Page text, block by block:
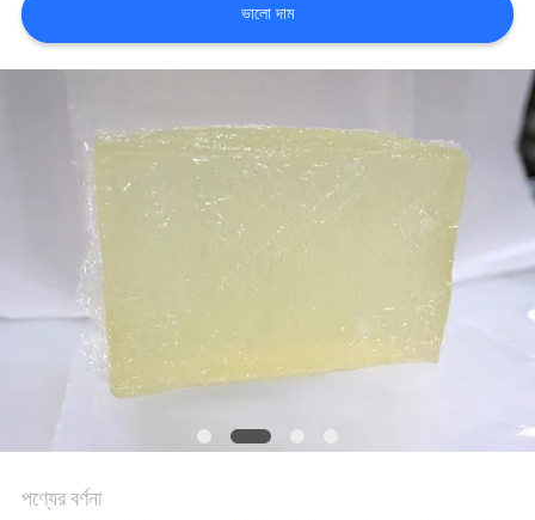
মামলা
উদ্ধৃতি
সাইট
ম্যাপ
গোপনীয়তা
নীতি
ভালো দাম
পণ্যের বর্ণনা